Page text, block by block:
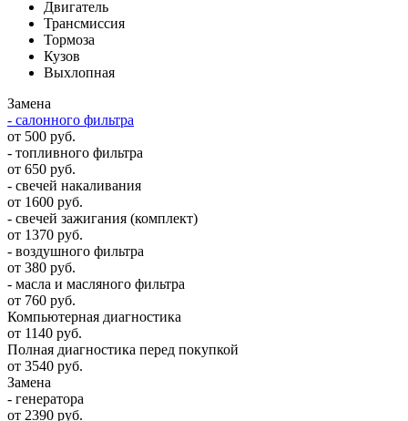
Двигатель
Трансмиссия
Тормоза
Кузов
Выхлопная
Замена
- салонного фильтра
от 500 руб.
- топливного фильтра
от 650 руб.
- свечей накаливания
от 1600 руб.
- свечей зажигания (комплект)
от 1370 руб.
- воздушного фильтра
от 380 руб.
- масла и масляного фильтра
от 760 руб.
Компьютерная диагностика
от 1140 руб.
Полная диагностика перед покупкой
от 3540 руб.
Замена
- генератора
от 2390 руб.